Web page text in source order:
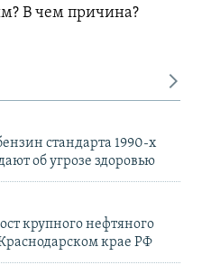
В чем причина?
стандарта 1990-х
об угрозе здоровью
крупного нефтяного
крае РФ